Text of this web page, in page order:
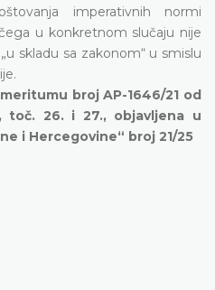
imperativnih normi
u konkretnom slučaju nije
skladu sa zakonom“ u smislu
broj AP-1646/21 od
toč. 26. i 27., objavljena u
i Hercegovine“ broj 21/25